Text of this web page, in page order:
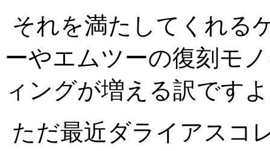
それを満たしてくれる
ーやエムツーの復刻モ
ィングが増える訳です
ただ最近ダライアスコ